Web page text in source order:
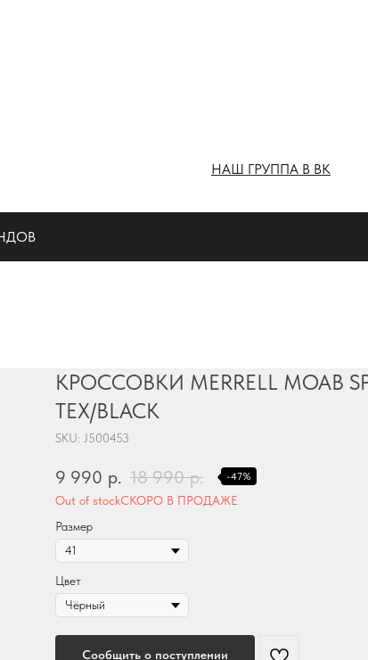
КРОССОВКИ MERRELL MOAB
TEX/BLACK
SKU: J500453
9 990 р. 18 990 р. -47%
Out of stock
Размер
Цвет
Сообщить о поступлении